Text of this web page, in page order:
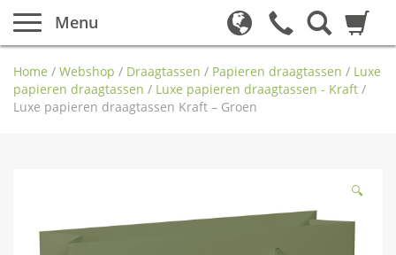
Menu
Home / Webshop / Draagtassen / Papieren draagtassen / Luxe
papieren draagtassen / Luxe papieren draagtassen - Kraft /
Luxe papieren draagtassen Kraft – Groen
🔍